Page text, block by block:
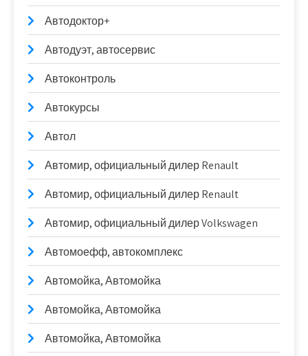
Автодоктор+
Автодуэт, автосервис
Автоконтроль
Автокурсы
Автол
Автомир, официальный дилер Renault
Автомир, официальный дилер Renault
Автомир, официальный дилер Volkswagen
Автомоефф, автокомплекс
Автомойка, Автомойка
Автомойка, Автомойка
Автомойка, Автомойка